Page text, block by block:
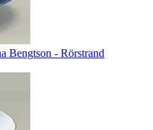
Bengtson - Rörstrand